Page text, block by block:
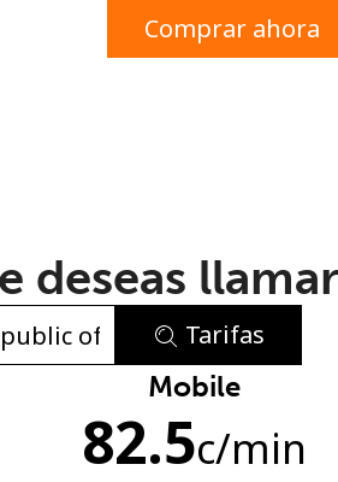
No se ha creado una contraseña
y una minúscula
Comprar ahora
deseas
Tarifas
Mobile
82.5c/min